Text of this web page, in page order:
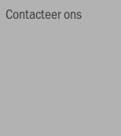
Contacteer ons